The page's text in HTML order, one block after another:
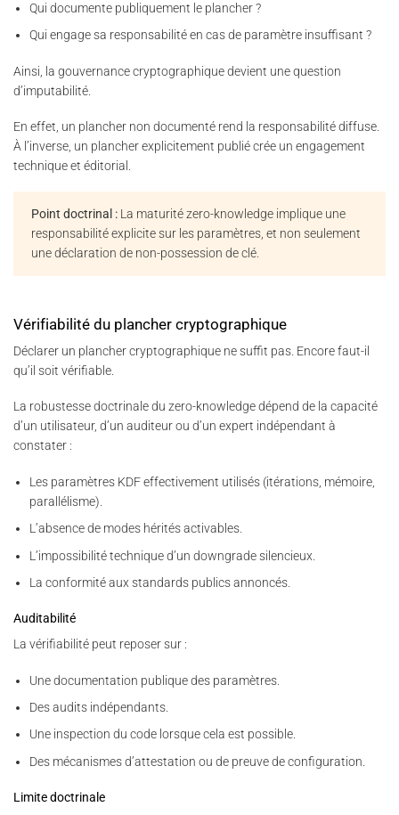
Qui documente publiquement le plancher ?
Qui engage sa responsabilité en cas de paramètre insuffisant ?
Ainsi, la gouvernance cryptographique devient une question
d’imputabilité.
En effet, un plancher non documenté rend la responsabilité diffuse.
À l’inverse, un plancher explicitement publié crée un engagement
technique et éditorial.
Point doctrinal : La maturité zero-knowledge implique une
responsabilité explicite sur les paramètres, et non seulement
une déclaration de non-possession de clé.
Vérifiabilité du plancher cryptographique
Déclarer un plancher cryptographique ne suffit pas. Encore faut-il
qu’il soit vérifiable.
La robustesse doctrinale du zero-knowledge dépend de la capacité
d’un utilisateur, d’un auditeur ou d’un expert indépendant à
constater :
Les paramètres KDF effectivement utilisés (itérations, mémoire,
parallélisme).
L’absence de modes hérités activables.
L’impossibilité technique d’un downgrade silencieux.
La conformité aux standards publics annoncés.
Auditabilité
La vérifiabilité peut reposer sur :
Une documentation publique des paramètres.
Des audits indépendants.
Une inspection du code lorsque cela est possible.
Des mécanismes d’attestation ou de preuve de configuration.
Limite doctrinale